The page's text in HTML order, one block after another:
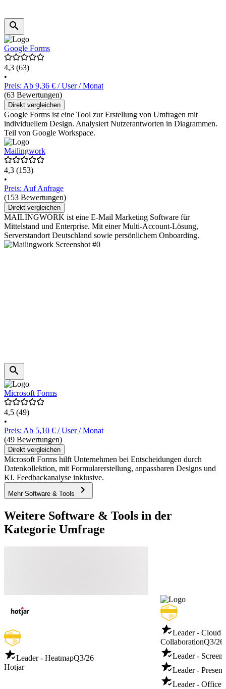
Google Forms
4,3 (63)
•
Preis: Ab 9,36 € / User / Monat
(63 Bewertungen)
Direkt vergleichen
Google Forms ist eine Tool zur Erstellung von Umfragen mit
individuellem Design. Analysiert Nutzerantworten in Diagrammen.
Teil von Google Workspace.
Mailingwork
4,3 (153)
•
Preis: Auf Anfrage
(153 Bewertungen)
Direkt vergleichen
MAILINGWORK ist eine E-Mail Marketing Software für
Mittelstand und Enterprise. Mit einer Multi-Account-Lösung,
Serverstandort Deutschland sowie persönlichem Onboarding.
Microsoft Forms
4,5 (49)
•
Preis: Ab 5,10 € / User / Monat
(49 Bewertungen)
Direkt vergleichen
Microsoft Forms hilft Unternehmen bei Entscheidungen durch
Datenkollektion, mit Formularerstellung, anpassbaren Designs und
KI. Feedbackanalyse inklusive.
Mehr Software & Tools
Weitere Software & Tools in der
Kategorie Umfrage
Leader - HeatmapQ3/26
Hotjar
Leader - Cloud
CollaborationQ3/26
Leader - Screen
Leader -
Leader - Office